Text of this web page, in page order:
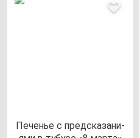
Печенье с пред­ска­за­ни­